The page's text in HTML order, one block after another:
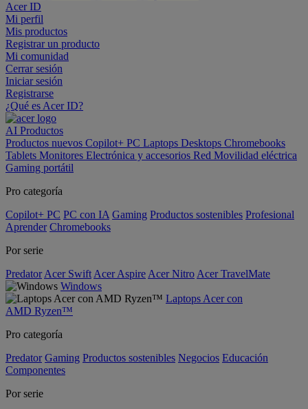
Acer ID
Mi perfil
Mis productos
Registrar un producto
Mi comunidad
Cerrar sesión
Iniciar sesión
Registrarse
¿Qué es Acer ID?
AI Productos
Productos nuevos Copilot+ PC Laptops Desktops Chromebooks
Tablets Monitores Electrónica y accesorios Red Movilidad eléctrica
Gaming portátil
Pro categoría
Copilot+ PC PC con IA Gaming Productos sostenibles Profesional
Aprender Chromebooks
Por serie
Predator Acer Swift Acer Aspire Acer Nitro Acer TravelMate
Windows
Laptops Acer con
AMD Ryzen™
Pro categoría
Predator Gaming Productos sostenibles Negocios Educación
Componentes
Por serie